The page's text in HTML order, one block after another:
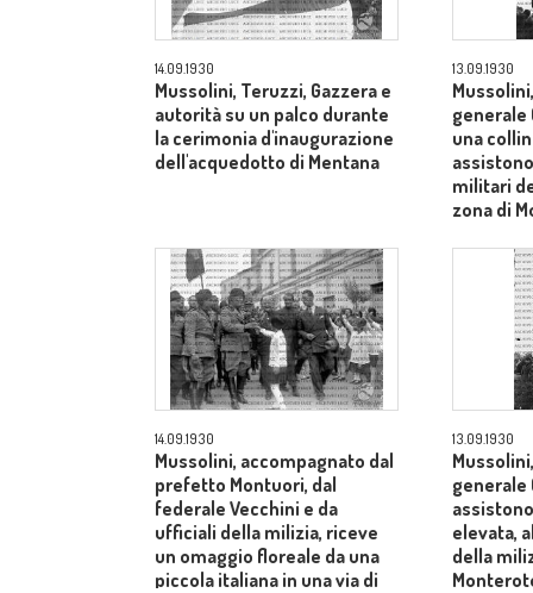
14.09.1930
Mussolini, Teruzzi, Gazzera e
autorità su un palco durante
la cerimonia d'inaugurazione
dell'acquedotto di Mentana
13.09.1930
generale
una
militari
zona di
14.09.1930
Mussolini, accompagnato dal
prefetto Montuori, dal
federale Vecchini e da
ufficiali della milizia, riceve
un omaggio floreale da una
piccola italiana in una via di
13.09.1930
generale
elevata,
della